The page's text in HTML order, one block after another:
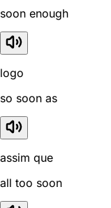
soon enough
logo
so soon as
assim que
all too soon